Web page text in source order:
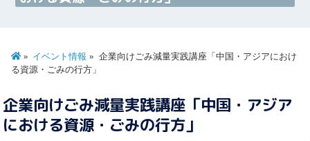
イベント情報
企業向けごみ減量実践講座「中国・アジアにおけ
る資源・ごみの行方」
企業向けごみ減量実践講座「中国・アジア
における資源・ごみの行方」